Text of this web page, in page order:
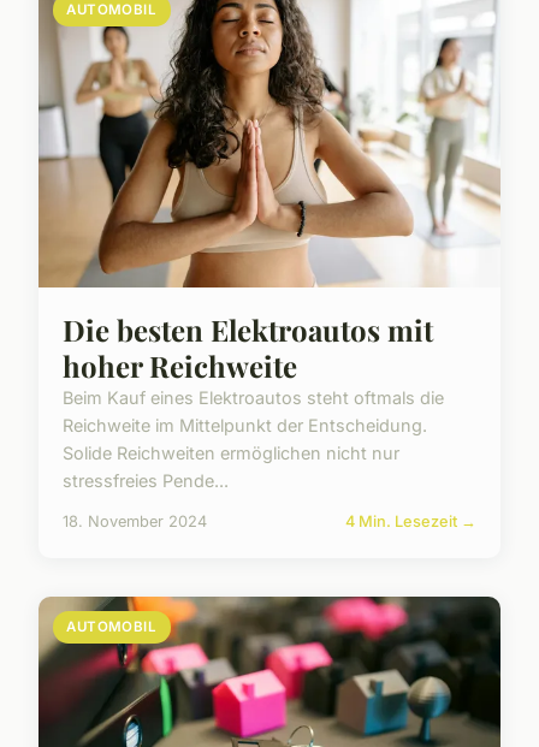
AUTOMOBIL
Die besten Elektroautos mit
hoher Reichweite
Beim Kauf eines Elektroautos steht oftmals die
Reichweite im Mittelpunkt der Entscheidung.
Solide Reichweiten ermöglichen nicht nur
stressfreies Pende...
18. November 2024 4 Min. Lesezeit →
AUTOMOBIL